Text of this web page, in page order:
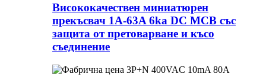
Висококачествен миниатюрен
прекъсвач 1A-63A 6ka DC MCB със
защита от претоварване и късо
съединение